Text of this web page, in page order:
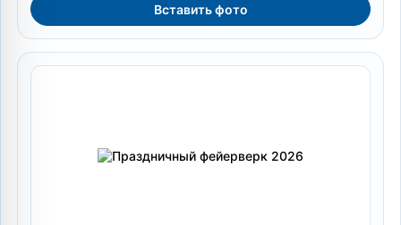
Вставить фото